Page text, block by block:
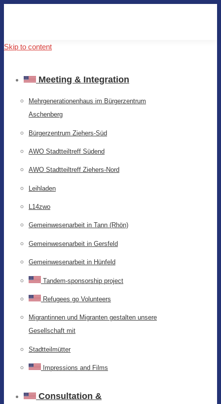
Skip to content
Meeting & Integration
Mehrgenerationenhaus im Bürgerzentrum
Aschenberg
Bürgerzentrum Ziehers-Süd
AWO Stadtteiltreff Südend
AWO Stadtteiltreff Ziehers-Nord
Leihladen
L14zwo
Gemeinwesenarbeit in Tann (Rhön)
Gemeinwesenarbeit in Gersfeld
Gemeinwesenarbeit in Hünfeld
Tandem-sponsorship project
Refugees go Volunteers
Migrantinnen und Migranten gestalten unsere
Gesellschaft mit
Stadtteilmütter
Impressions and Films
Consultation &